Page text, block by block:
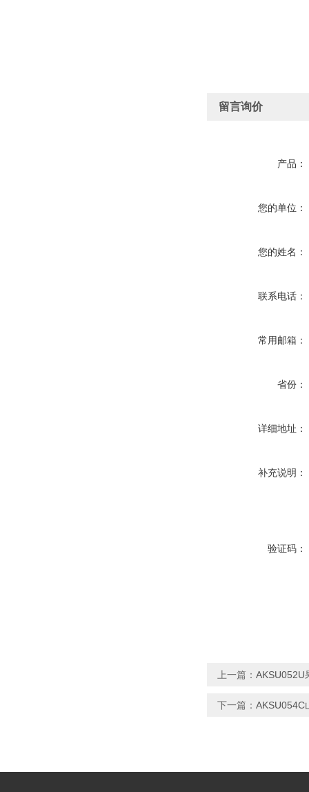
留言询价
产品：
您的单位：
您的姓名：
联系电话：
常用邮箱：
省份：
详细地址：
补充说明：
验证码：
上一篇： AKSU052U
下一篇： AKSU054C